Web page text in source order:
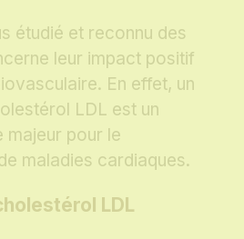
étudié et reconnu des
leur impact positif
En effet, un
LDL est un
majeur pour le
maladies cardiaques.
LDL